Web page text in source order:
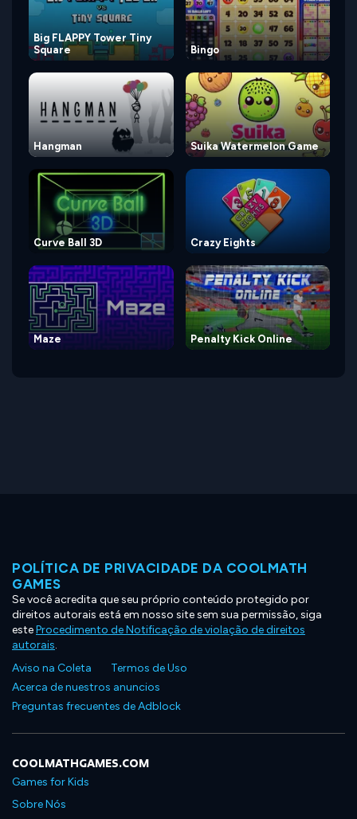
Big FLAPPY Tower Tiny
Square
Bingo
Hangman Suika Watermelon Game
Curve Ball 3D Crazy Eights
Maze Penalty Kick Online
POLÍTICA DE PRIVACIDADE DA COOLMATH
GAMES
Se você acredita que seu próprio conteúdo protegido por
direitos autorais está em nosso site sem sua permissão, siga
esteProcedimento de Notificação de violação de direitos
autorais.
Aviso na Coleta
Termos de Uso
Acerca de nuestros anuncios
Preguntas frecuentes de Adblock
COOLMATHGAMES.COM
Games for Kids
Sobre Nós